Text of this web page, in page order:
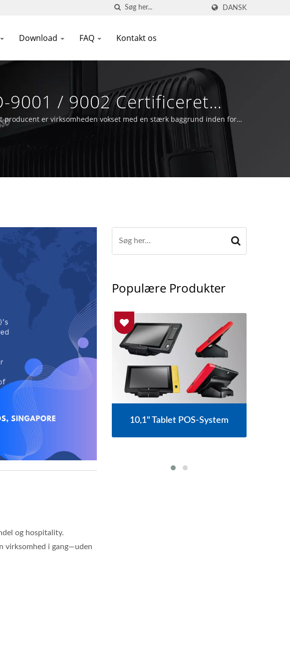
DANSK
Download FAQ Kontakt os
9001 / 9002 Certificeret
INC
producent er virksomheden vokset med en stærk baggrund inden for
område.
og hospitality.
virksomhed i gang—uden
Populære Produkter
Touch Screen
POS-System
10,1" Tablet POS-System